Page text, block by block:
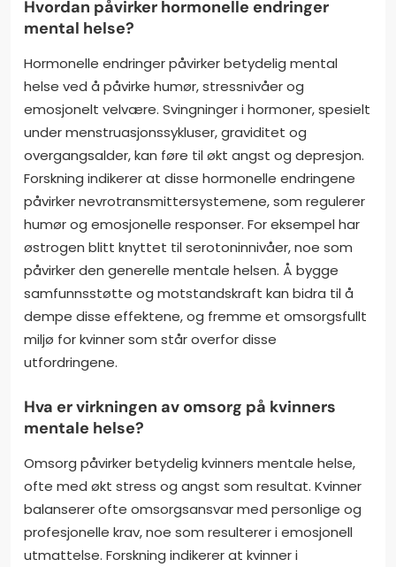
Hvordan påvirker hormonelle endringer
mental helse?
Hormonelle endringer påvirker betydelig mental
helse ved å påvirke humør, stressnivåer og
emosjonelt velvære. Svingninger i hormoner, spesielt
under menstruasjonssykluser, graviditet og
overgangsalder, kan føre til økt angst og depresjon.
Forskning indikerer at disse hormonelle endringene
påvirker nevrotransmittersystemene, som regulerer
humør og emosjonelle responser. For eksempel har
østrogen blitt knyttet til serotoninnivåer, noe som
påvirker den generelle mentale helsen. Å bygge
samfunnsstøtte og motstandskraft kan bidra til å
dempe disse effektene, og fremme et omsorgsfullt
miljø for kvinner som står overfor disse
utfordringene.
Hva er virkningen av omsorg på kvinners
mentale helse?
Omsorg påvirker betydelig kvinners mentale helse,
ofte med økt stress og angst som resultat. Kvinner
balanserer ofte omsorgsansvar med personlige og
profesjonelle krav, noe som resulterer i emosjonell
utmattelse. Forskning indikerer at kvinner i